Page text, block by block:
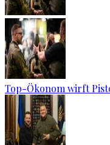
Top-Ökonom wirft